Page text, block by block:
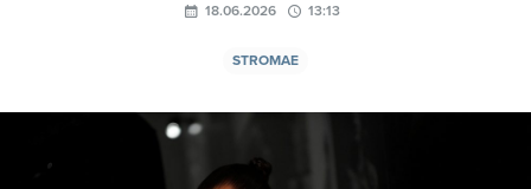
18.06.2026 13:13
STROMAE